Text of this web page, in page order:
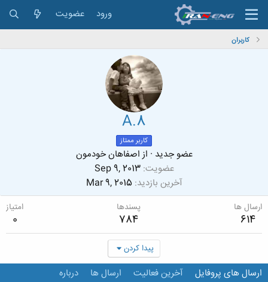
ورود عضویت
کاربران
A.8
کاربر ممتاز
عضو جدید · ازاصفاهان خودمون
عضویت Sep 9, 2013
آخرین بازدید Mar 9, 2015
ارسال ها
614
پسندها
784
امتیاز
0
پیدا کردن
ارسال های پروفایل آخرین فعالیت ارسال ها درباره